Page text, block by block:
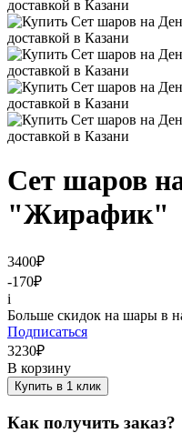
Сет шаров
"Жирафик"
3400₽
-170₽
i
Больше скидок на шары в
Подписаться
3230₽
В корзину
Купить в 1 клик
Как получить заказ?